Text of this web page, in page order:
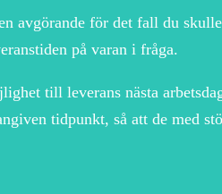
avgörande för det fall du
på varan i fråga.
till leverans nästa
tidpunkt, så att de med